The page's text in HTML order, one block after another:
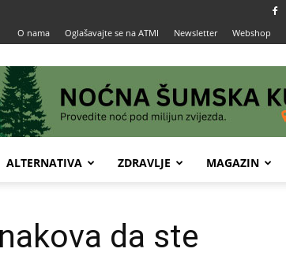
O nama Oglašavajte se na ATMI Newsletter Webshop
ALTERNATIVA ZDRAVLJE MAGAZIN
da ste